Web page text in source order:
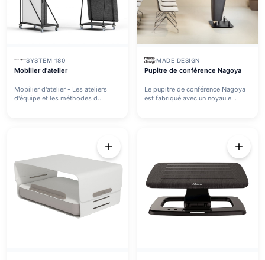
SYSTEM 180
Mobilier d'atelier
Mobilier d'atelier - Les ateliers
d'équipe et les méthodes d...
MADE DESIGN
Pupitre de conférence Nagoya
Le pupitre de conférence Nagoya
est fabriqué avec un noyau e...